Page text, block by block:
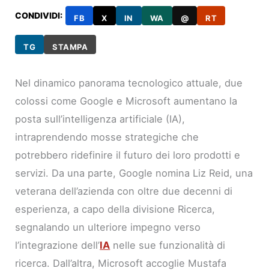
CONDIVIDI: FB X IN WA @ RT
TG STAMPA
Nel dinamico panorama tecnologico attuale, due
colossi come Google e Microsoft aumentano la
posta sull’intelligenza artificiale (IA),
intraprendendo mosse strategiche che
potrebbero ridefinire il futuro dei loro prodotti e
servizi. Da una parte, Google nomina Liz Reid, una
veterana dell’azienda con oltre due decenni di
esperienza, a capo della divisione Ricerca,
segnalando un ulteriore impegno verso
l’integrazione dell’IA nelle sue funzionalità di
ricerca. Dall’altra, Microsoft accoglie Mustafa